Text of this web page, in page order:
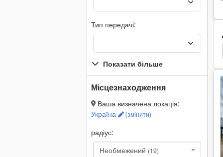
Тип передачі:
Показати більше
Місцезнаходження
Ваша визначена локація:
Україна
(змінити)
радіус:
Необмежений (19)
Jcb 408 Jcb 360 Jcb 225